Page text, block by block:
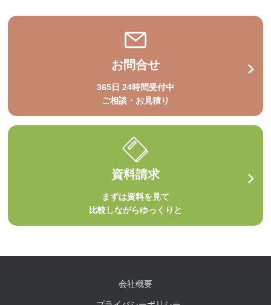
お問合せ
365日 24時間受付中
ご相談・お見積り
資料請求
まずは資料を見て
比較しながらゆっくりと
会社概要